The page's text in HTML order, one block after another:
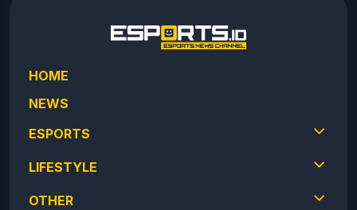
HOME
NEWS
ESPORTS
LIFESTYLE
OTHER